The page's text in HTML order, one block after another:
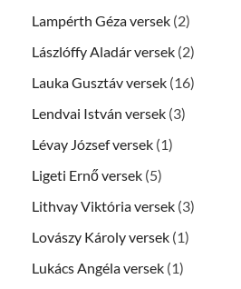
Lampérth Géza versek (2)
Lászlóffy Aladár versek (2)
Lauka Gusztáv versek (16)
Lendvai István versek (3)
Lévay József versek (1)
Ligeti Ernő versek (5)
Lithvay Viktória versek (3)
Lovászy Károly versek (1)
Lukács Angéla versek (1)